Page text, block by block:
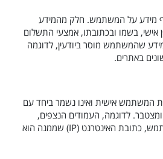
מידע על המשתמש. חלק מהמידע
בשמו ובכתובתו, אמצעי התשלום
שהמשתמש מוסר ביודעין, לדוגמה
באתרים.
המשתמש אישית ואינו נשמר ביחד עם
לדוגמה, העמודים הנצפים,
כתובת האינטרנט (IP) שממנה הוא